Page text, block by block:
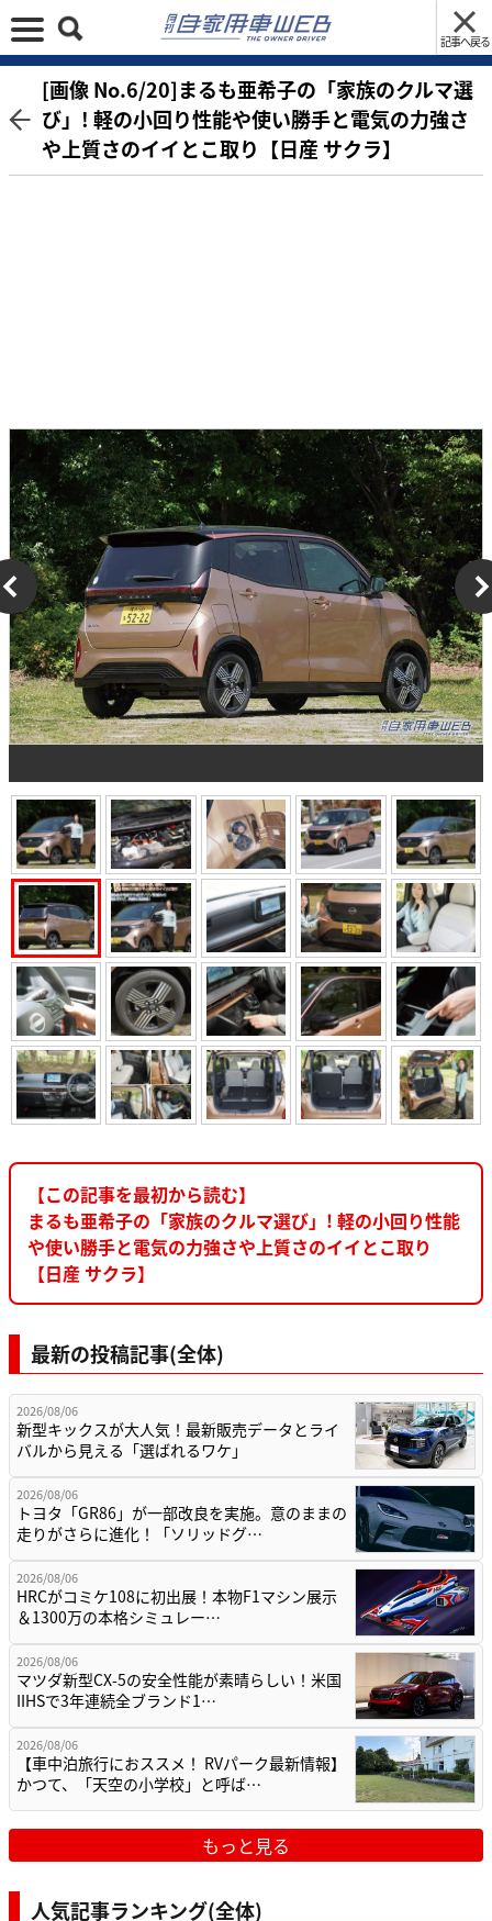
記事へ戻る
[画像 No.6/20]まるも亜希子の「家族のクルマ選
び」! 軽の小回り性能や使い勝手と電気の力強さ
や上質さのイイとこ取り【日産 サクラ】
【この記事を最初から読む】
まるも亜希子の「家族のクルマ選び」! 軽の小回り性能
や使い勝手と電気の力強さや上質さのイイとこ取り
【日産 サクラ】
最新の投稿記事(全体)
2026/08/06
新型キックスが大人気！最新販売データとライ
バルから見える「選ばれるワケ」
2026/08/06
トヨタ「GR86」が一部改良を実施。意のままの
走りがさらに進化！「ソリッドグ…
2026/08/06
HRCがコミケ108に初出展！本物F1マシン展示
＆1300万の本格シミュレー…
2026/08/06
マツダ新型CX-5の安全性能が素晴らしい！米国
IIHSで3年連続全ブランド1…
2026/08/06
【車中泊旅行におススメ！ RVパーク最新情報】
かつて、「天空の小学校」と呼ば…
もっと見る
人気記事ランキング(全体)